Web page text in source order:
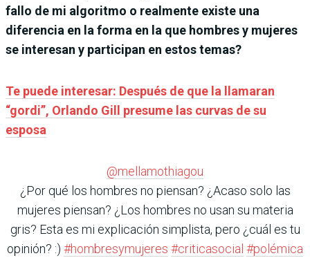
fallo de mi algoritmo o realmente existe una
diferencia en la forma en la que hombres y mujeres
se interesan y participan en estos temas?
Te puede interesar: Después de que la llamaran
“gordi”, Orlando Gill presume las curvas de su
esposa
@mellamothiagou
¿Por qué los hombres no piensan? ¿Acaso solo las
mujeres piensan? ¿Los hombres no usan su materia
gris? Esta es mi explicación simplista, pero ¿cuál es tu
opinión? :) #hombresymujeres #criticasocial #polémica